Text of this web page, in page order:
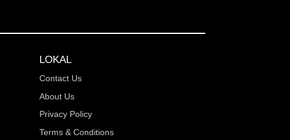
LOKAL
Contact Us
About Us
Privacy Policy
Terms & Conditions